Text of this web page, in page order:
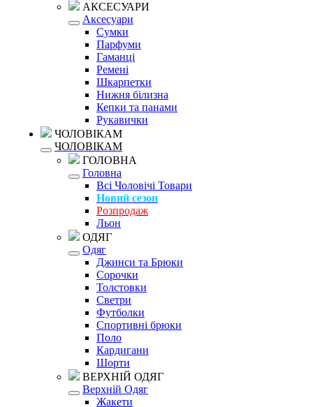
АКСЕСУАРИ
Аксесуари
Сумки
Парфуми
Гаманці
Ремені
Шкарпетки
Нижня білизна
Кепки та панами
Рукавички
ЧОЛОВІКАМ
ЧОЛОВІКАМ
ГОЛОВНА
Головна
Всі Чоловічі Товари
Новий сезон
Розпродаж
Льон
ОДЯГ
Одяг
Джинси та Брюки
Сорочки
Толстовки
Светри
Футболки
Спортивні брюки
Поло
Кардигани
Шорти
ВЕРХНІЙ ОДЯГ
Верхній Одяг
Жакети